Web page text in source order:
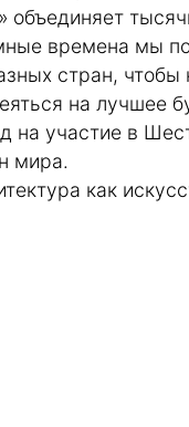
объединяет
времена мы
стран, чтобы
на лучшее
на участие в
мира.
как